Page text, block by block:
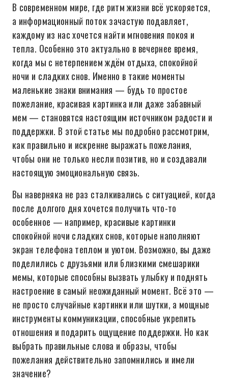
В современном мире, где ритм жизни всё ускоряется,
а информационный поток зачастую подавляет,
каждому из нас хочется найти мгновения покоя и
тепла. Особенно это актуально в вечернее время,
когда мы с нетерпением ждём отдыха, спокойной
ночи и сладких снов. Именно в такие моменты
маленькие знаки внимания — будь то простое
пожелание, красивая картинка или даже забавный
мем — становятся настоящим источником радости и
поддержки. В этой статье мы подробно рассмотрим,
как правильно и искренне выражать пожелания,
чтобы они не только несли позитив, но и создавали
настоящую эмоциональную связь.
Вы наверняка не раз сталкивались с ситуацией, когда
после долгого дня хочется получить что-то
особенное — например, красивые картинки
спокойной ночи сладких снов, которые наполняют
экран телефона теплом и уютом. Возможно, вы даже
поделились с друзьями или близкими смешарики
мемы, которые способны вызвать улыбку и поднять
настроение в самый неожиданный момент. Всё это —
не просто случайные картинки или шутки, а мощные
инструменты коммуникации, способные укрепить
отношения и подарить ощущение поддержки. Но как
выбрать правильные слова и образы, чтобы
пожелания действительно запомнились и имели
значение?